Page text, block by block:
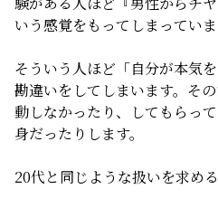
いう感覚をもってしまっていま
そういう人ほど「自分が本気
勘違いをしてしまいます。そ
動しなかったり、してもらっ
身だったりします。
20代と同じような扱いを求め